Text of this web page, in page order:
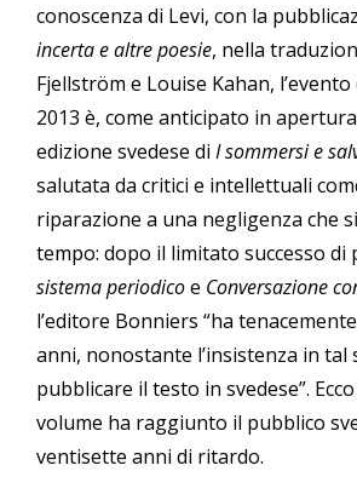
conoscenza di Levi, con la
incerta e altre poesie, nella
Fjellström e Louise Kahan,
2013 è, come anticipato in
edizione svedese di I sommersi e
salutata da critici e intellettuali
riparazione a una negligenza che
tempo: dopo il limitato successo di
sistema periodicoe Conversazione
l’editore Bonniers “ha
anni, nonostante l’insistenza in tal
pubblicare il testo in svedese”.
volume ha raggiunto il pubblico
ventisette anni di ritardo.